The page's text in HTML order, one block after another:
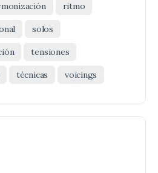
ritmo
solos
tensiones
técnicas voicings